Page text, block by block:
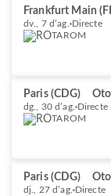
Frankfurt Main
dv., 7 d’ag. Directe
TAROM
Paris (CDG)
dg., 30 d’ag. Directe
TAROM
Paris (CDG)
dj., 27 d’ag. Directe